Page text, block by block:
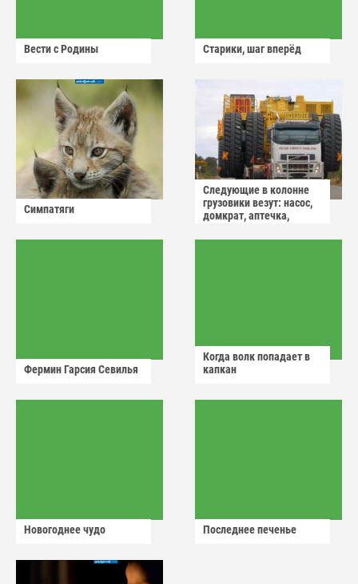
Вести с Родины Старики, шаг вперёд
Симпатяги
Следующие в колонне
грузовики везут: насос,
домкрат, аптечка,
Фермин Гарсия Севилья
Когда волк попадает в
капкан
Новогоднее чудо Последнее печенье